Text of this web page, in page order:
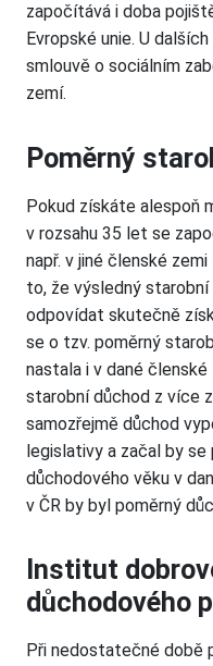
započítává i doba
Evropské unie. U
smlouvě o sociálním
zemí.
Poměrný
Pokud získáte alespoň
v rozsahu 35 let se
např. v jiné členské
to, že výsledný starobní
odpovídat skutečně
se o tzv. poměrný
nastala i v dané
starobní důchod z více
samozřejmě důchod
legislativy a začal by
důchodového věku v
v ČR by byl poměrný
Institut
důchodového
Při nedostatečné době